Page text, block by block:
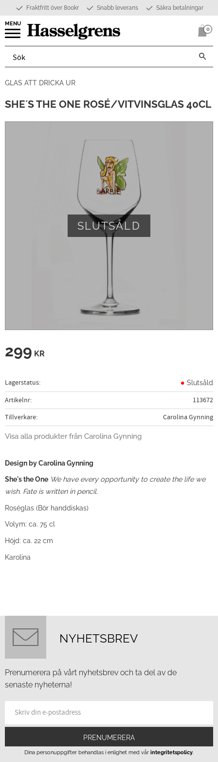
Meny
Fraktfritt över 800kr Snabb leverans Säkra betalningar
0
GLAS ATT DRICKA UR
SHE´S THE ONE ROSÉ/VITVINSGLAS 40CL
SLUTSÅLD
299 KR
Lagerstatus Slutsåld
Artikelnr
113672
Tillverkare
Carolina Gynning
Visa alla produkter från Carolina Gynning
Design by Carolina Gynning
She's the One We have every opportunity to create the life we
wish. Fate is written in pencil.
Roséglas (Bör handdiskas)
Volym: ca. 75 cl
Höjd: ca. 22 cm
Karolina
NYHETSBREV
Prenumerera på vårt nyhetsbrev och ta del av de
senaste nyheterna!
PRENUMERERA
Dina personuppgifter behandlas i enlighet med vår integritetspolicy.